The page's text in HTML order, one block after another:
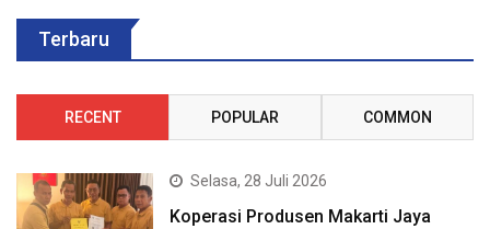
Terbaru
RECENT POPULAR COMMON
Selasa, 28 Juli 2026
Koperasi Produsen Makarti Jaya